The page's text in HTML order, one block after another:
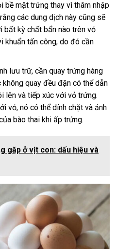
bề mặt trứng thay vì thâm nhập
các dung dịch này cũng sẽ
bất kỳ chất bẩn nào trên vỏ
khuẩn tấn công, do đó cần
lưu trữ, cần quay trứng hàng
quay đều đặn có thể dẫn
lên và tiếp xúc với vỏ trứng.
vỏ, nó có thể dính chặt và ảnh
bào thai khi ấp trứng.
gặp ở vịt con: dấu hiệu và